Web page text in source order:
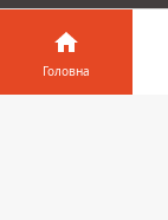
Головна